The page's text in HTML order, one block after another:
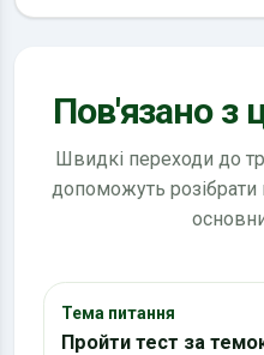
Пов'язано з
Швидкі переходи до
допоможуть
Тема питання
Пройти тест за